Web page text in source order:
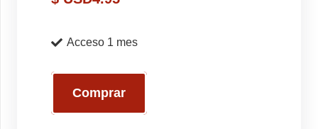
Acceso 1 mes
Comprar